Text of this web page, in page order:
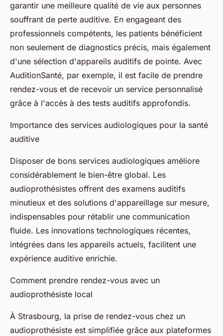
garantir une meilleure qualité de vie aux personnes
souffrant de perte auditive. En engageant des
professionnels compétents, les patients bénéficient
non seulement de diagnostics précis, mais également
d'une sélection d'appareils auditifs de pointe. Avec
AuditionSanté, par exemple, il est facile de prendre
rendez-vous et de recevoir un service personnalisé
grâce à l'accès à des tests auditifs approfondis.
Importance des services audiologiques pour la santé
auditive
Disposer de bons services audiologiques améliore
considérablement le bien-être global. Les
audioprothésistes offrent des examens auditifs
minutieux et des solutions d'appareillage sur mesure,
indispensables pour rétablir une communication
fluide. Les innovations technologiques récentes,
intégrées dans les appareils actuels, facilitent une
expérience auditive enrichie.
Comment prendre rendez-vous avec un
audioprothésiste local
À Strasbourg, la prise de rendez-vous chez un
audioprothésiste est simplifiée grâce aux plateformes